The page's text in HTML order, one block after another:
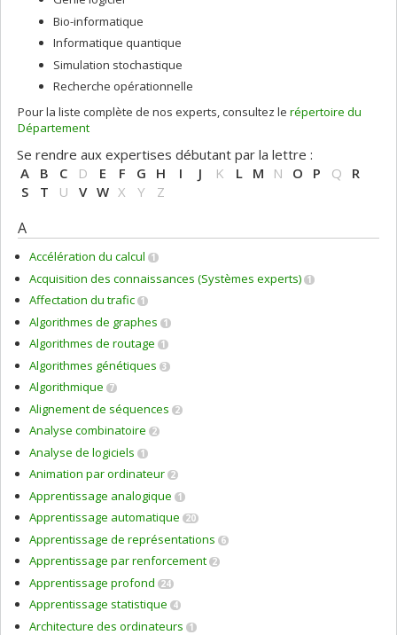
Bio-informatique
Informatique quantique
Simulation stochastique
Recherche opérationnelle
Pour la liste complète de nos experts, consultez le répertoire du
Département
Se rendre aux expertises débutant par la lettre :
A
B C D E F G H I J K L M N O P Q
R
S
T U V W X Y Z
A
Accélération du calcul 1
Acquisition des connaissances (Systèmes experts) 1
Affectation du trafic 1
Algorithmes de graphes 1
Algorithmes de routage 1
Algorithmes génétiques 3
Algorithmique 7
Alignement de séquences 2
Analyse combinatoire 2
Analyse de logiciels 1
Animation par ordinateur 2
Apprentissage analogique 1
Apprentissage automatique 20
Apprentissage de représentations 6
Apprentissage par renforcement 2
Apprentissage profond 24
Apprentissage statistique 4
Architecture des ordinateurs 1